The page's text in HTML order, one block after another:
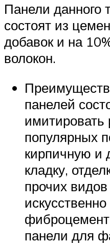
Панели данного
состоят из
добавок и на
волокон.
панелей
популярных
кирпичную и
кладку,
прочих видов
панели для